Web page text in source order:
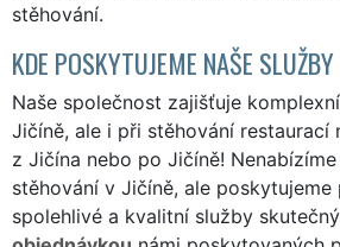
stěhování.
KDE POSKYTUJEME NAŠE SLUŽBY
Naše společnost zajišťuje
Jičíně, ale i při stěhování restaurací
z Jičína nebo po Jičíně!
stěhování v Jičíně, ale poskytujeme
spolehlivé a kvalitní služby